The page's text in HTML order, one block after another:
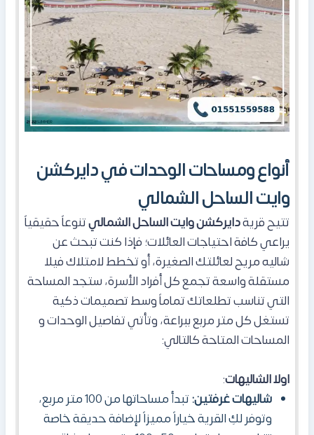
أنواع ومساحات الوحدات في دايركشن
وايت الساحل الشمالي
تتيح قريةدايركشن وايت الساحل الشماليتنوعاً حقيقياً
يراعي كافة احتياجات العائلات؛ فإذا كنت تبحث عن
شاليه مريح لعائلتك الصغيرة، أو تخطط لامتلاك فيلا
مستقلة واسعة تجمع كل أفراد الأسرة، ستجد المساحة
التي تناسب تطلعاتك تماماً وسط تصميمات ذكية
تستغل كل متر مربع ببراعة، وتأتي تفاصيل الوحدات و
المساحات المتاحة كالتالي:
اولا الشاليهات:
شاليهات غرفتين:
تبدأ مساحاتها من 100 متر مربع،
وتوفر لكِ القرية خياراً مميزاً لإضافة حديقة خاصة